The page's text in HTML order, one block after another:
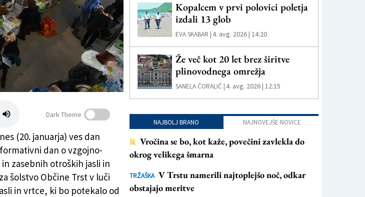
Dark Theme
(20. januarja) ves dan
dan o vzgojno-
zasebnih otroških jasli in
šolstvo Občine Trst v luči
in vrtce, ki bo potekalo od
Kopalcem v prvi polovici poletja
izdali 13 glob
EVA SKABAR |4. avg. 2026 | 14:20
Že več kot 20 let brez širitve
plinovodnega omrežja
SANELA ČORALIČ |4. avg. 2026 | 12:15
NAJBOLJ BRANO NAJNOVEJŠE NOVICE
ŠE Vročina se bo, kot kaže, povečini zavlekla do
okrog velikega šmarna
TRŽAŠKA V Trstu namerili najtoplejšo noč, odkar
obstajajo meritve